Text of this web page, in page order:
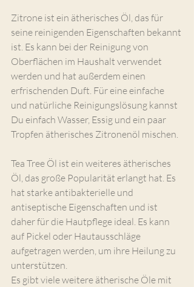
Zitrone ist ein ätherisches Öl, das für
seine reinigenden Eigenschaften bekannt
ist. Es kann bei der Reinigung von
Oberflächen im Haushalt verwendet
werden und hat außerdem einen
erfrischenden Duft. Für eine einfache
und natürliche Reinigungslösung kannst
Du einfach Wasser, Essig und ein paar
Tropfen ätherisches Zitronenöl mischen.
Tea Tree Öl ist ein weiteres ätherisches
Öl, das große Popularität erlangt hat. Es
hat starke antibakterielle und
antiseptische Eigenschaften und ist
daher für die Hautpflege ideal. Es kann
auf Pickel oder Hautausschläge
aufgetragen werden, um ihre Heilung zu
unterstützen.
Es gibt viele weitere ätherische Öle mit